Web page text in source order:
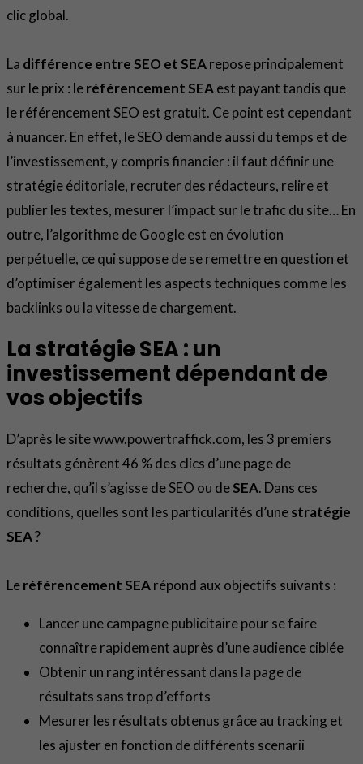
clic global.
La différence entre SEO et SEArepose principalement
sur le prix : leréférencement SEAest payant tandis que
le référencement SEO est gratuit. Ce point est cependant
à nuancer. En effet, le SEO demande aussi du temps et de
l’investissement, y compris financier : il faut définir une
stratégie éditoriale, recruter des rédacteurs, relire et
publier les textes, mesurer l’impact sur le trafic du site… En
outre, l’algorithme de Google est en évolution
perpétuelle, ce qui suppose de se remettre en question et
d’optimiser également les aspects techniques comme les
backlinks ou la vitesse de chargement.
La stratégie SEA : un
investissement dépendant de
vos objectifs
D’après le site www.powertraffick.com, les 3 premiers
résultats génèrent 46 % des clics d’une page de
recherche, qu’il s’agisse de SEO ou deSEA. Dans ces
conditions, quelles sont les particularités d’unestratégie
SEA?
Leréférencement SEArépond aux objectifs suivants :
Lancer une campagne publicitaire pour se faire
connaître rapidement auprès d’une audience ciblée
Obtenir un rang intéressant dans la page de
résultats sans trop d’efforts
Mesurer les résultats obtenus grâce au tracking et
les ajuster en fonction de différents scenarii